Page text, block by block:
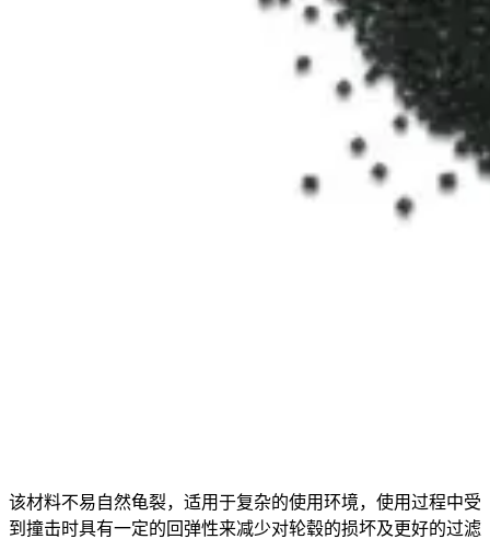
该材料不易自然龟裂，适用于复杂的使用环境，使用过程中受
到撞击时具有一定的回弹性来减少对轮毂的损坏及更好的过滤